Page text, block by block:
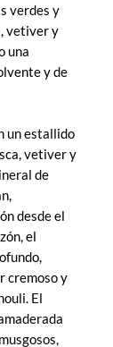
verdes y
vetiver y
una
y de
un estallido
vetiver y
de
desde el
el
cremoso y
El